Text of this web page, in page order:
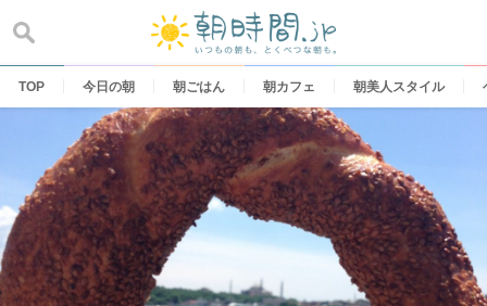
content
TOP 今日の朝 朝ごはん 朝カフェ 朝美人スタイル